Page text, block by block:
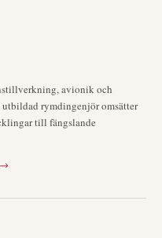
avionik och
rymdingenjör omsätter
till fängslande
→